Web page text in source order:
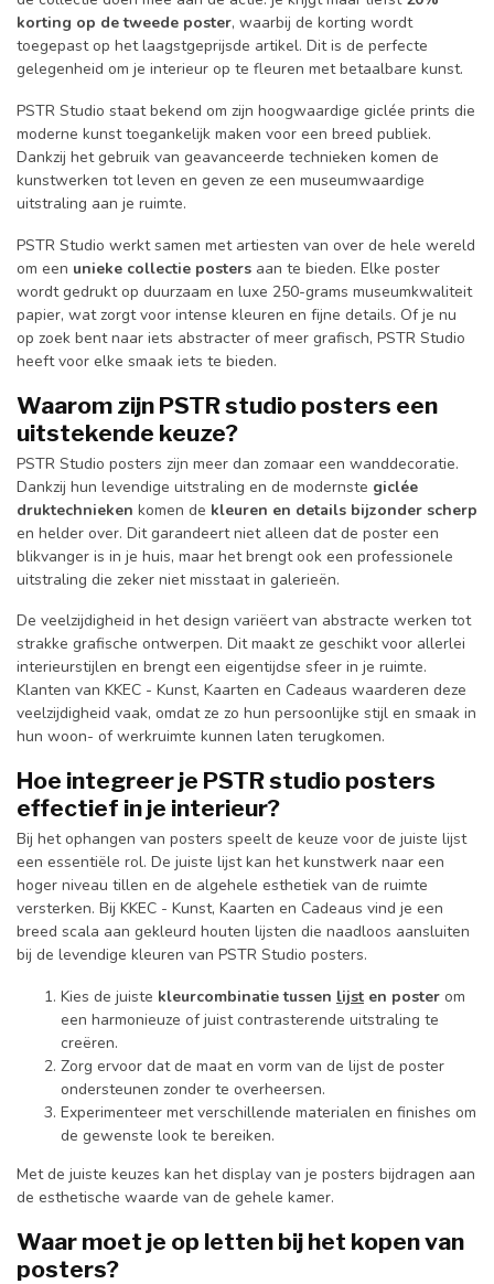
korting op de tweede poster, waarbij de korting wordt
toegepast op het laagstgeprijsde artikel. Dit is de perfecte
gelegenheid om je interieur op te fleuren met betaalbare kunst.
PSTR Studio staat bekend om zijn hoogwaardige giclée prints die
moderne kunst toegankelijk maken voor een breed publiek.
Dankzij het gebruik van geavanceerde technieken komen de
kunstwerken tot leven en geven ze een museumwaardige
uitstraling aan je ruimte.
PSTR Studio werkt samen met artiesten van over de hele wereld
om een unieke collectie posters aan te bieden. Elke poster
wordt gedrukt op duurzaam en luxe 250-grams museumkwaliteit
papier, wat zorgt voor intense kleuren en fijne details. Of je nu
op zoek bent naar iets abstracter of meer grafisch, PSTR Studio
heeft voor elke smaak iets te bieden.
Waarom zijn PSTR studio posters een
uitstekende keuze?
PSTR Studio posters zijn meer dan zomaar een wanddecoratie.
Dankzij hun levendige uitstraling en de modernste giclée
druktechnieken komen de kleuren en details bijzonder scherp
en helder over. Dit garandeert niet alleen dat de poster een
blikvanger is in je huis, maar het brengt ook een professionele
uitstraling die zeker niet misstaat in galerieën.
De veelzijdigheid in het design variëert van abstracte werken tot
strakke grafische ontwerpen. Dit maakt ze geschikt voor allerlei
interieurstijlen en brengt een eigentijdse sfeer in je ruimte.
Klanten van KKEC - Kunst, Kaarten en Cadeaus waarderen deze
veelzijdigheid vaak, omdat ze zo hun persoonlijke stijl en smaak in
hun woon- of werkruimte kunnen laten terugkomen.
Hoe integreer je PSTR studio posters
effectief in je interieur?
Bij het ophangen van posters speelt de keuze voor de juiste lijst
een essentiële rol. De juiste lijst kan het kunstwerk naar een
hoger niveau tillen en de algehele esthetiek van de ruimte
versterken. Bij KKEC - Kunst, Kaarten en Cadeaus vind je een
breed scala aan gekleurd houten lijsten die naadloos aansluiten
bij de levendige kleuren van PSTR Studio posters.
Kies de juiste kleurcombinatie tussen lijst en poster om
een harmonieuze of juist contrasterende uitstraling te
creëren.
Zorg ervoor dat de maat en vorm van de lijst de poster
ondersteunen zonder te overheersen.
Experimenteer met verschillende materialen en finishes om
de gewenste look te bereiken.
Met de juiste keuzes kan het display van je posters bijdragen aan
de esthetische waarde van de gehele kamer.
Waar moet je op letten bij het kopen van
posters?